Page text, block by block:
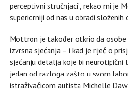
perceptivni stručnjaci”, rekao mi je
superiorniji od nas u obradi složenih
Mottron je također otkrio da
izvrsna sjećanja – i kad je riječ o
sjećanju detalja koje bi neurotipični
jedan od razloga zašto u svom
istraživačicom autista Michelle